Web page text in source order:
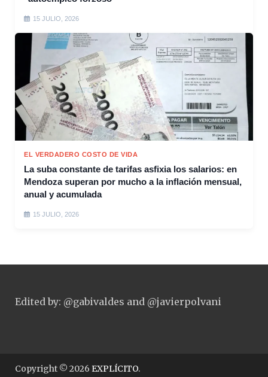
15 JULIO, 2026
EL VERDADERO COSTO DE VIDA
La suba constante de tarifas asfixia los salarios: en
Mendoza superan por mucho a la inflación mensual,
anual y acumulada
15 JULIO, 2026
Edited by: @gabivaldes and @javierpolvani
Copyright © 2026 EXPLÍCITO.